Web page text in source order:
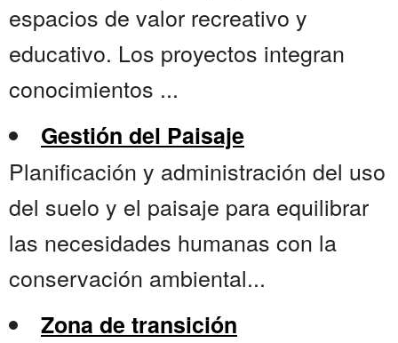
espacios de valor recreativo y
educativo. Los proyectos integran
conocimientos ...
Gestión del Paisaje
Planificación y administración del uso
del suelo y el paisaje para equilibrar
las necesidades humanas con la
conservación ambiental...
Zona de transición